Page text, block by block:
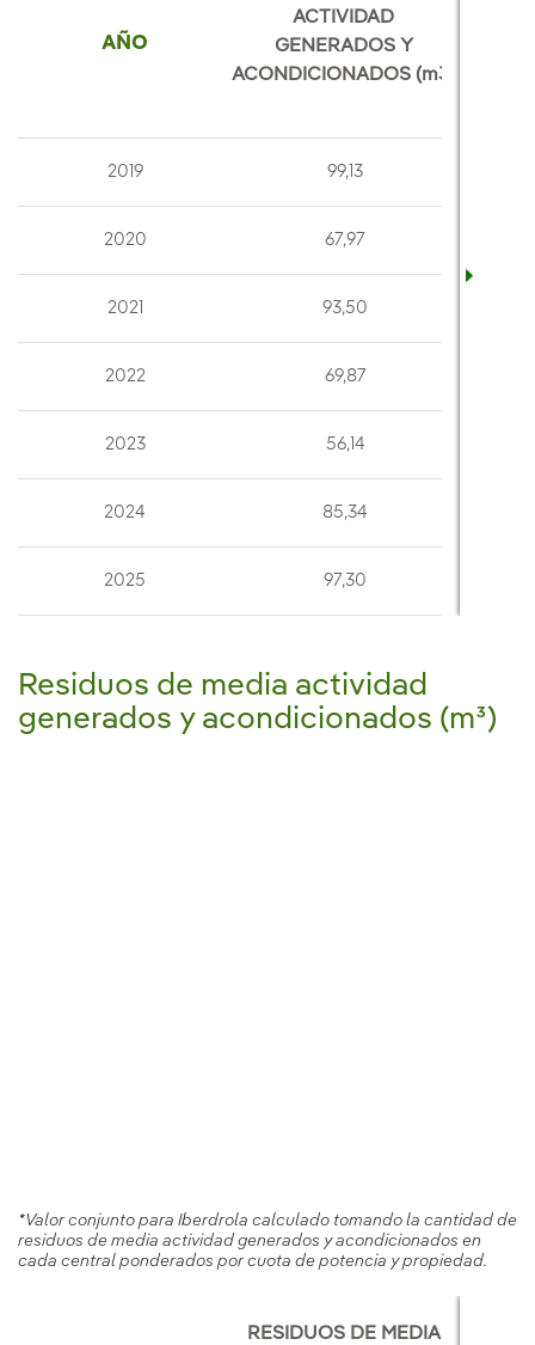
AÑO
ACTIVIDAD
GENERADOS Y
ACONDICIONADOS (m3)
2019 99,13
2020 67,97
2021 93,50
2022 69,87
2023 56,14
2024 85,34
2025 97,30
Residuos de media actividad
generados y acondicionados (m³)
*Valor conjunto para Iberdrola calculado tomando la cantidad de
residuos de media actividad generados y acondicionados en
cada central ponderados por cuota de potencia y propiedad.
RESIDUOS DE MEDIA